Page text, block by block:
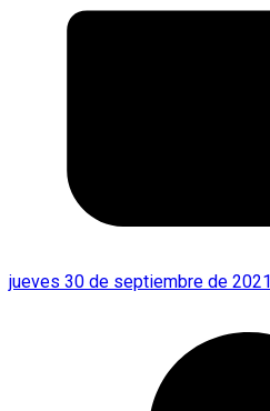
jueves 30 de septiembre de 2021